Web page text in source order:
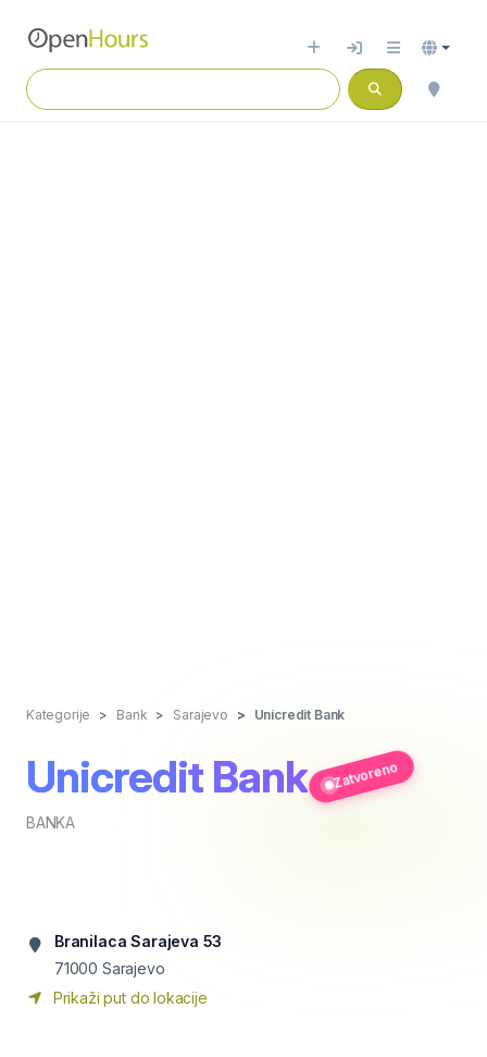
Kategorije Bank Sarajevo Unicredit Bank
Unicredit Bank
BANKA
Zatvoreno
Branilaca Sarajeva 53
71000 Sarajevo
Prikaži put do lokacije